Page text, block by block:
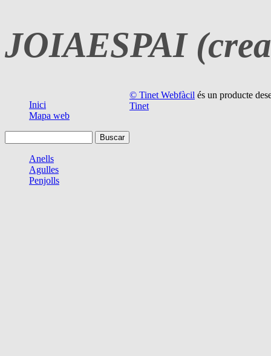
JOIAESPAI
Inici
Mapa web
Anells
Agulles
Penjolls
© Tinet Webfàcil és un producte
Tinet